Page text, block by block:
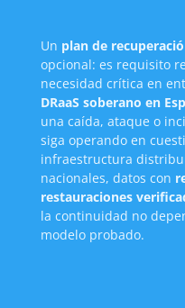
Un plan de
opcional: es requisito
necesidad crítica en
DRaaS soberano en
una caída, ataque o
siga operando en
infraestructura
nacionales, datos con
restauraciones
la continuidad no
modelo probado.